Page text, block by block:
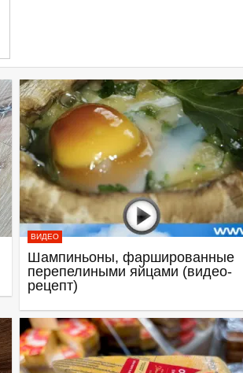
ВИДЕО
Шампиньоны, фаршированные
перепелиными яйцами (видео-
рецепт)